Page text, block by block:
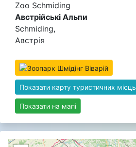
Zoo Schmiding
Австрійські Альпи
Schmiding,
Австрія
Показати карту туристичних місць
Показати на мапі